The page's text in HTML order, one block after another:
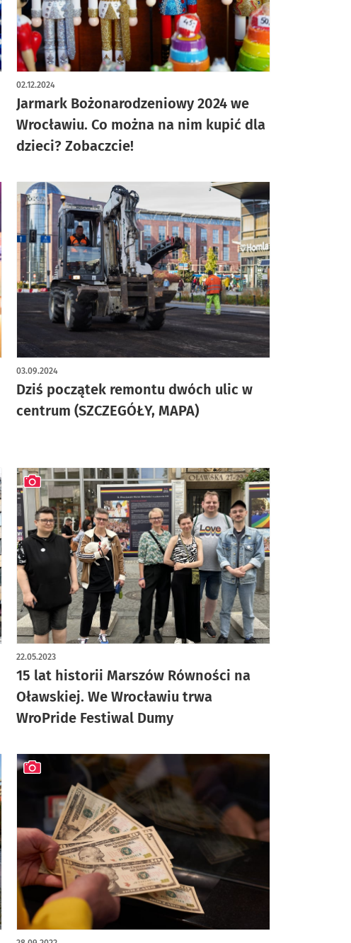
Jarmark Bożonarodzeniowy 2024 we
Wrocławiu. Co można na nim kupić dla
dzieci? Zobaczcie!
02.12.2024
artykuł z galerią zdjęć
Dziś początek remontu dwóch ulic w
centrum (SZCZEGÓŁY, MAPA)
03.09.2024
15 lat historii Marszów Równości na
Oławskiej. We Wrocławiu trwa
WroPride Festiwal Dumy
22.05.2023
artykuł z galerią zdjęć
artykuł z galerią zdjęć